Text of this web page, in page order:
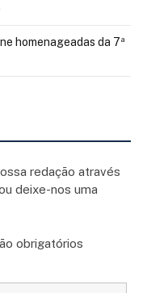
homenageadas da 7ª
redação através
deixe-nos uma
obrigatórios